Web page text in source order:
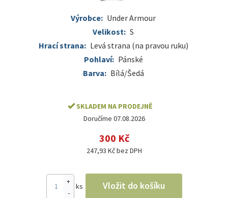
Výrobce: Under Armour
Velikost: S
Hrací strana: Levá strana (na pravou ruku)
Pohlaví: Pánské
Barva: Bílá/Šedá
SKLADEM NA PRODEJNĚ
Doručíme 07.08.2026
300 Kč
247,93 Kč bez DPH
-
+
ks Vložit do košíku